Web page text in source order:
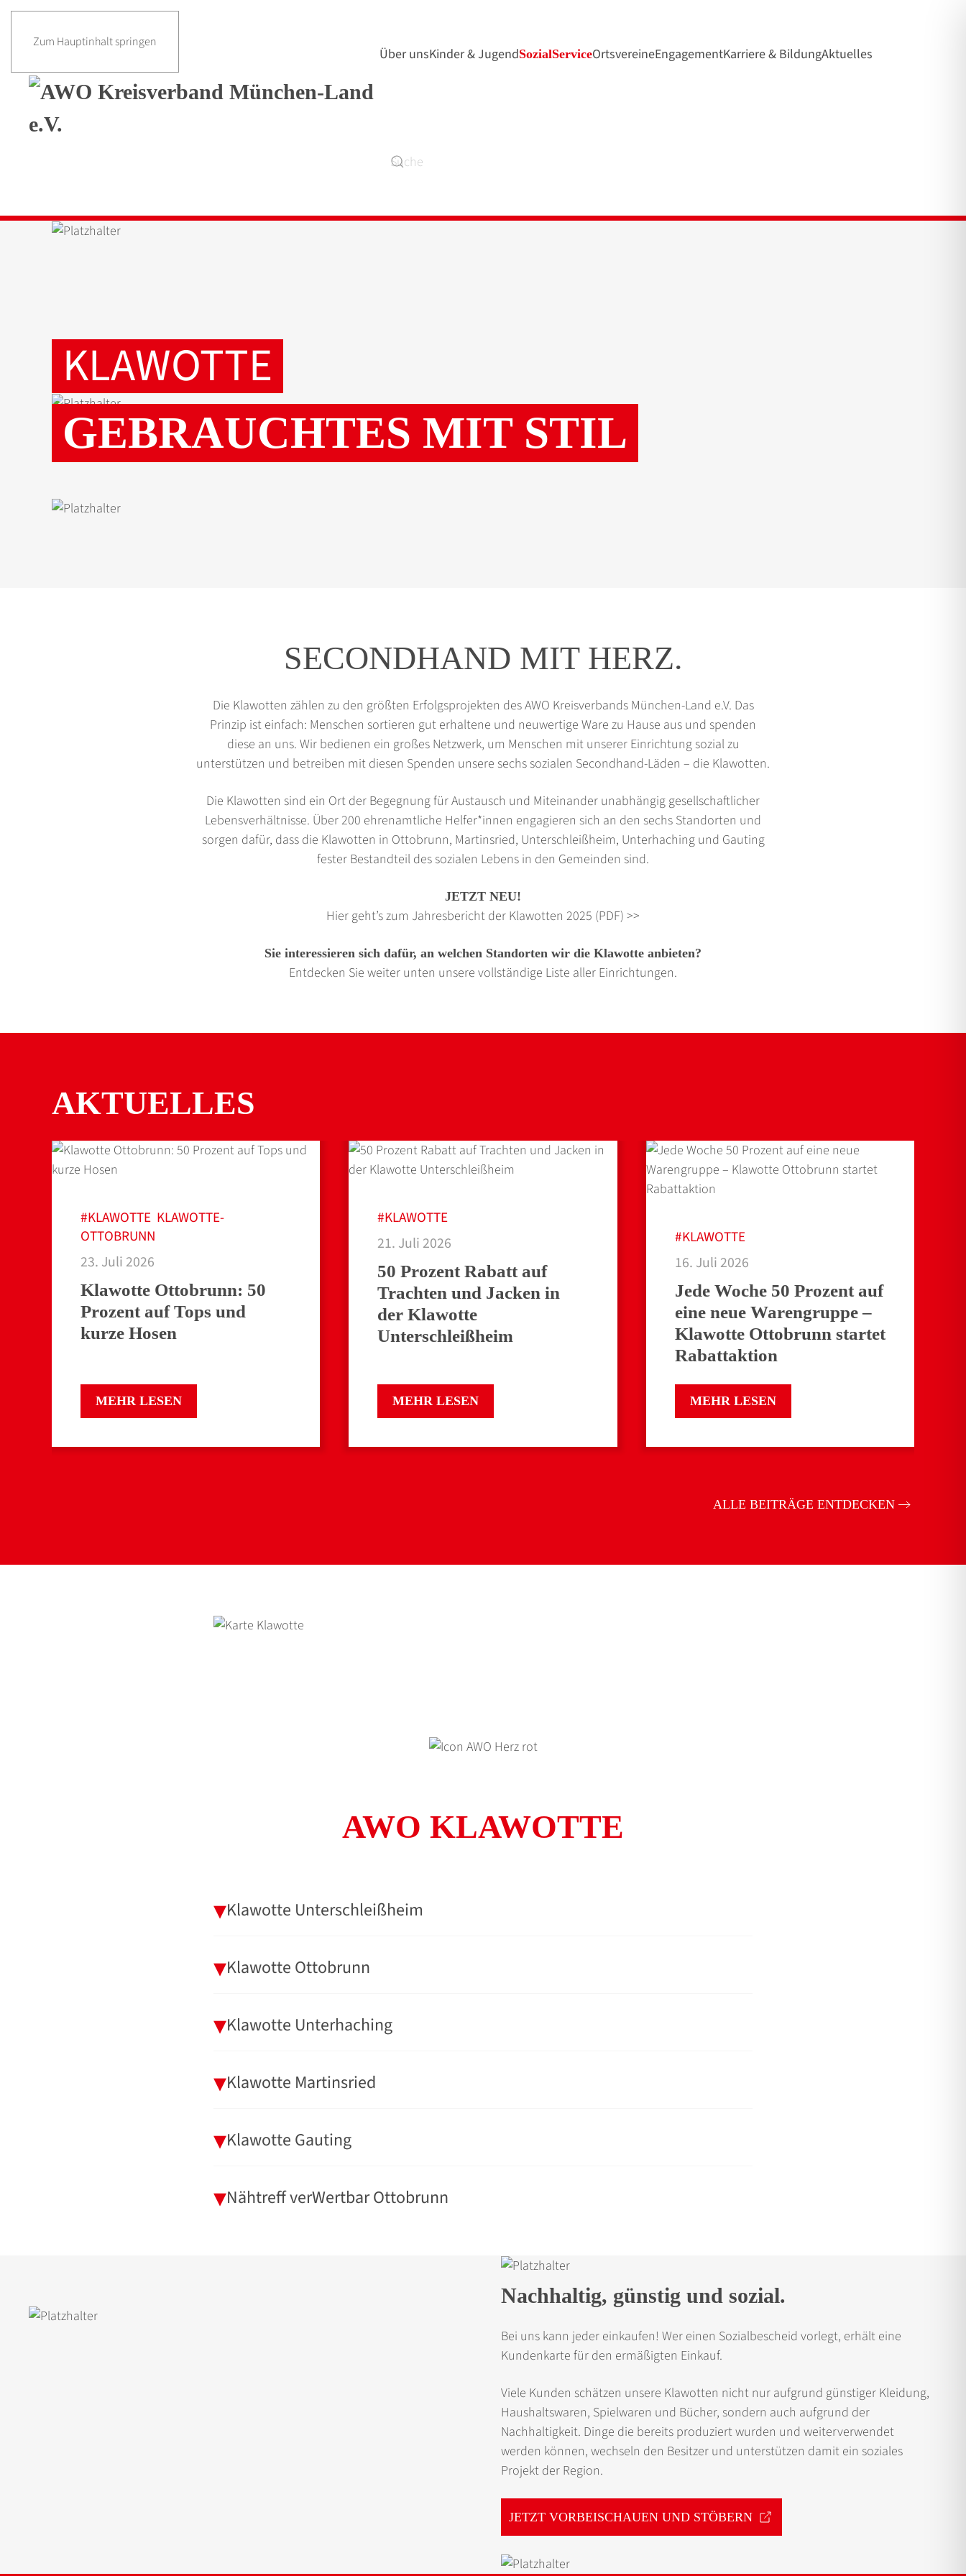
Zum Hauptinhalt springen
Über unsKinder & JugendSozialServiceOrtsvereineEngagementKarriere & BildungAktuelles
KLAWOTTE
GEBRAUCHTES MIT STIL
SECONDHAND MIT HERZ.
Die Klawotten zählen zu den größten Erfolgsprojekten des AWO Kreisverbands München-Land e.V. Das
Prinzip ist einfach: Menschen sortieren gut erhaltene und neuwertige Ware zu Hause aus und spenden
diese an uns. Wir bedienen ein großes Netzwerk, um Menschen mit unserer Einrichtung sozial zu
unterstützen und betreiben mit diesen Spenden unsere sechs sozialen Secondhand-Läden – die Klawotten.
Die Klawotten sind ein Ort der Begegnung für Austausch und Miteinander unabhängig gesellschaftlicher
Lebensverhältnisse. Über 200 ehrenamtliche Helfer*innen engagieren sich an den sechs Standorten und
sorgen dafür, dass die Klawotten in Ottobrunn, Martinsried, Unterschleißheim, Unterhaching und Gauting
fester Bestandteil des sozialen Lebens in den Gemeinden sind.
JETZT NEU!
Hier geht’s zum Jahresbericht der Klawotten 2025 (PDF) >>
Sie interessieren sich dafür, an welchen Standorten wir die Klawotte anbieten?
Entdecken Sie weiter unten unsere vollständige Liste aller Einrichtungen.
AKTUELLES
#KLAWOTTE KLAWOTTE-
OTTOBRUNN
23. Juli 2026
Klawotte Ottobrunn: 50
Prozent auf Tops und
kurze Hosen
MEHR LESEN
#KLAWOTTE
21. Juli 2026
50 Prozent Rabatt auf
Trachten und Jacken in
der Klawotte
Unterschleißheim
MEHR LESEN
#KLAWOTTE
16. Juli 2026
Jede Woche 50 Prozent auf
eine neue Warengruppe –
Klawotte Ottobrunn startet
Rabattaktion
MEHR LESEN
ALLE BEITRÄGE ENTDECKEN
AWO KLAWOTTE
Klawotte Unterschleißheim
Klawotte Ottobrunn
Klawotte Unterhaching
Klawotte Martinsried
Klawotte Gauting
Nähtreff verWertbar Ottobrunn
Nachhaltig, günstig und sozial.
Bei uns kann jeder einkaufen! Wer einen Sozialbescheid vorlegt, erhält eine
Kunden­karte für den ermäßigten Einkauf.
Viele Kunden schätzen unsere Klawotten nicht nur aufgrund günstiger Kleidung,
Haushaltswaren, Spielwaren und Bücher, sondern auch auf­grund der
Nachhaltig­keit. Dinge die bereits produziert wurden und weiter­verwendet
werden können, wechseln den Besitzer und unterstützen damit ein soziales
Projekt der Region.
JETZT VORBEISCHAUEN UND STÖBERN